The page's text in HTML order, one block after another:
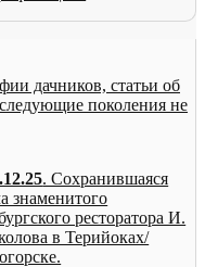
дачников, статьи об
поколения не
. Сохранившаяся
знаменитого
ресторатора И.
в Терийоках/